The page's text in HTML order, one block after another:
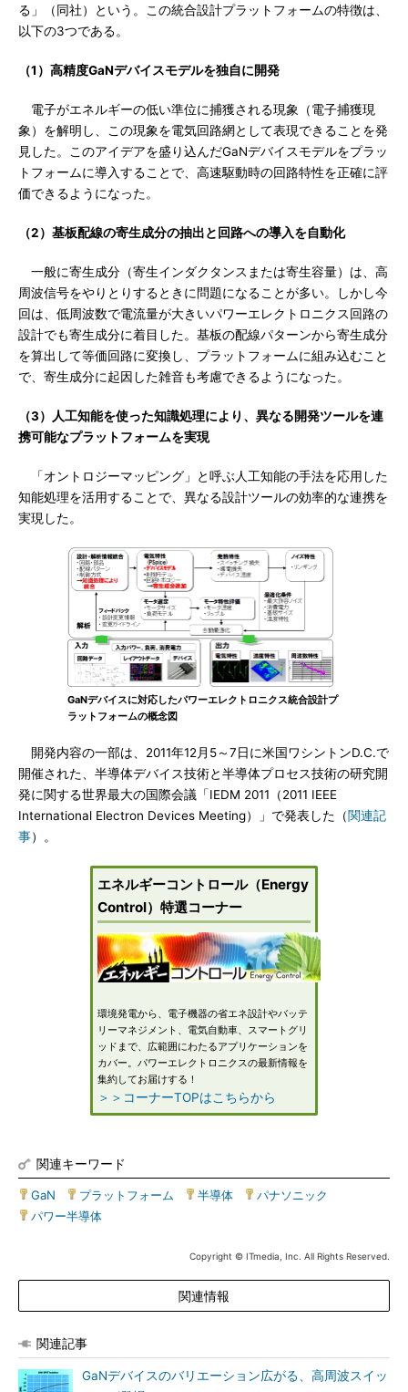
る」（同社）という。この統合設計プラットフォームの特徴は、
以下の3つである。
（1）高精度GaNデバイスモデルを独自に開発
電子がエネルギーの低い準位に捕獲される現象（電子捕獲現
象）を解明し、この現象を電気回路網として表現できることを発
見した。このアイデアを盛り込んだGaNデバイスモデルをプラッ
トフォームに導入することで、高速駆動時の回路特性を正確に評
価できるようになった。
（2）基板配線の寄生成分の抽出と回路への導入を自動化
一般に寄生成分（寄生インダクタンスまたは寄生容量）は、高
周波信号をやりとりするときに問題になることが多い。しかし今
回は、低周波数で電流量が大きいパワーエレクトロニクス回路の
設計でも寄生成分に着目した。基板の配線パターンから寄生成分
を算出して等価回路に変換し、プラットフォームに組み込むこと
で、寄生成分に起因した雑音も考慮できるようになった。
（3）人工知能を使った知識処理により、異なる開発ツールを連
携可能なプラットフォームを実現
「オントロジーマッピング」と呼ぶ人工知能の手法を応用した
知能処理を活用することで、異なる設計ツールの効率的な連携を
実現した。
GaNデバイスに対応したパワーエレクトロニクス統合設計プ
ラットフォームの概念図
開発内容の一部は、2011年12月5～7日に米国ワシントンD.C.で
開催された、半導体デバイス技術と半導体プロセス技術の研究開
発に関する世界最大の国際会議「IEDM 2011（2011 IEEE
International Electron Devices Meeting）」で発表した（関連記
事）。
エネルギーコントロール（Energy
Control）特選コーナー
環境発電から、電子機器の省エネ設計やバッテ
リーマネジメント、電気自動車、スマートグリ
ッドまで、広範囲にわたるアプリケーションを
カバー。パワーエレクトロニクスの最新情報を
集約してお届けする！
＞＞コーナーTOPはこちらから
関連キーワード
GaN プラットフォーム 半導体 パナソニック
パワー半導体
Copyright © ITmedia, Inc. All Rights Reserved.
関連情報
関連記事
GaNデバイスのバリエーション広がる、高周波スイッ